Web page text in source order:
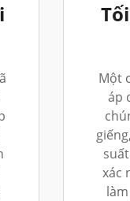
Một
áp
xác